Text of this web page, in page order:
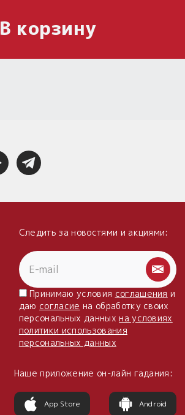
В корзину
Следить за новостями и акциями:
Принимаю условия соглашения и
даю согласие на обработку своих
персональных данныхна условиях
политики использования
персональных данных
Наше приложение он-лайн гадания:
App Store Android